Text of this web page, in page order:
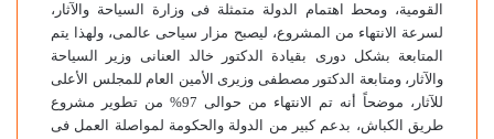
القومية، ومحط اهتمام الدولة متمثلة فى وزارة السياحة والآثار،
لسرعة الانتهاء من المشروع، ليصبح مزار سياحى عالمى، ولهذا يتم
المتابعة بشكل دورى بقيادة الدكتور خالد العنانى وزير السياحة
والآثار، ومتابعة الدكتور مصطفى وزيرى الأمين العام للمجلس الأعلى
للآثار، موضحاً أنه تم الانتهاء من حوالى 97% من تطوير مشروع
طريق الكباش، بدعم كبير من الدولة والحكومة لمواصلة العمل فى